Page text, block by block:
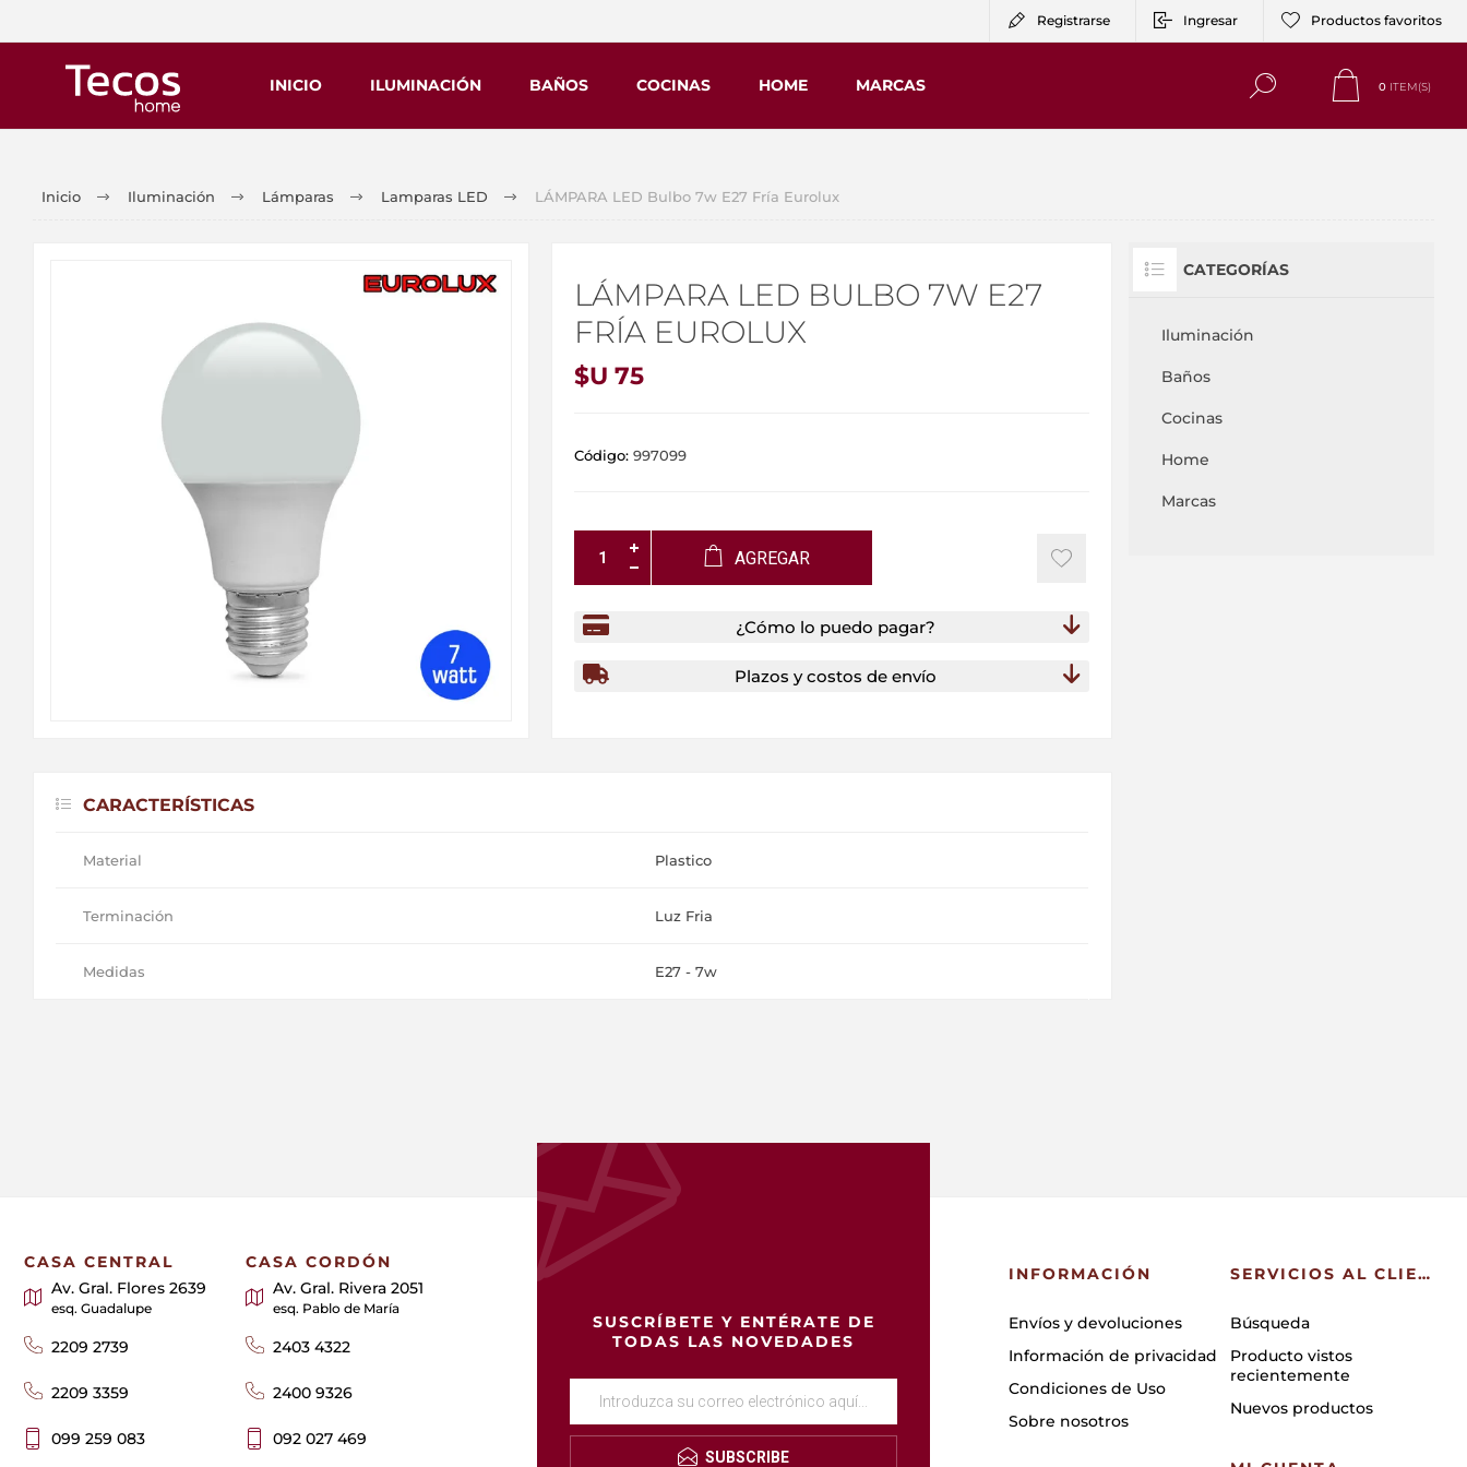
Registrarse Ingresar Productos favoritos
INICIO ILUMINACIÓN BAÑOS COCINAS HOME MARCAS 0 ITEM(S)
Inicio Iluminación Lámparas Lamparas LED LÁMPARA LED Bulbo 7w E27 Fría Eurolux
LÁMPARA LED BULBO 7W E27
FRÍA EUROLUX
$U 75
Código: 997099
AGREGAR
¿Cómo lo puedo pagar?
Plazos y costos de envío
CARACTERÍSTICAS
Material Plastico
Terminación Luz Fria
Medidas E27 - 7w
CATEGORÍAS
Iluminación
Baños
Cocinas
Home
Marcas
SUSCRÍBETE Y ENTÉRATE DE
TODAS LAS NOVEDADES
SUBSCRIBE
CASA CENTRAL
Av. Gral. Flores 2639
esq. Guadalupe
2209 2739
2209 3359
099 259 083
CASA CORDÓN
Av. Gral. Rivera 2051
esq. Pablo de María
2403 4322
2400 9326
092 027 469
INFORMACIÓN
Envíos y devoluciones
Información de privacidad
Condiciones de Uso
Sobre nosotros
SERVICIOS AL CLIENTE
Búsqueda
Producto vistos
recientemente
Nuevos productos